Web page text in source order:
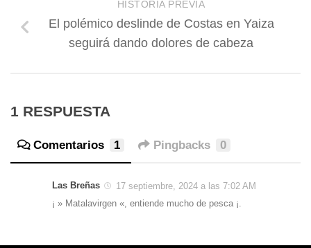
HISTORIA PREVIA
El polémico deslinde de Costas en Yaiza
seguirá dando dolores de cabeza
1 RESPUESTA
Comentarios 1 Pingbacks 0
Las Breñas
17 septiembre, 2024 a las 7:02 AM
¡ » Matalavirgen «, entiende mucho de pesca ¡.